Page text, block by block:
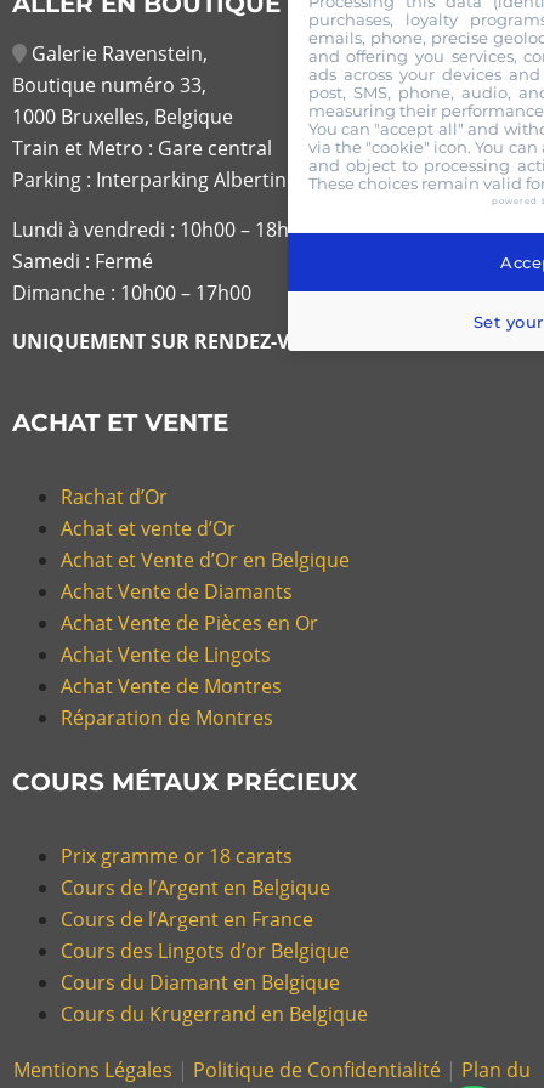
Galerie Ravenstein,
Boutique numéro 33,
1000 Bruxelles, Belgique
Train et Metro : Gare central
Parking : Interparking Albertine
Lundi à vendredi : 10h00 – 18h30
Samedi : Fermé
Dimanche : 10h00 – 17h00
UNIQUEMENT SUR RENDEZ-VOUS
ACHAT ET VENTE
Rachat d’Or
Achat et vente d’Or
Achat et Vente d’Or en Belgique
Achat Vente de Diamants
Achat Vente de Pièces en Or
Achat Vente de Lingots
Achat Vente de Montres
Réparation de Montres
COURS MÉTAUX PRÉCIEUX
Prix gramme or 18 carats
Cours de l’Argent en Belgique
Cours de l’Argent en France
Cours des Lingots d’or Belgique
Cours du Diamant en Belgique
Cours du Krugerrand en Belgique
Mentions Légales | Politique de Confidentialité | Plan du
purchases, loyalty
emails, phone, precise
and offering you services,
ads across your devices
post, SMS, phone, audio,
measuring their
You can "accept all" and
via the "cookie" icon. You
and object to processing
These choices remain valid
powered
Set